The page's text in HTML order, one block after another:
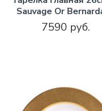
Sauvage Or
7590 руб.